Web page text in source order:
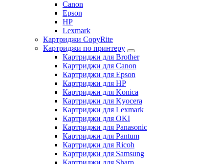
Canon
Epson
HP
Lexmark
Картриджи CopyRite
Картриджи по принтеру
Картриджи для Brother
Картриджи для Canon
Картриджи для Epson
Картриджи для HP
Картриджи для Konica
Картриджи для Kyocera
Картриджи для Lexmark
Картриджи для OKI
Картриджи для Panasonic
Картриджи для Pantum
Картриджи для Ricoh
Картриджи для Samsung
Картриджи для Sharp